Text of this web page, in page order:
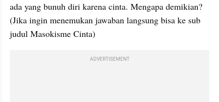
ada yang bunuh diri karena cinta. Mengapa demikian?
(Jika ingin menemukan jawaban langsung bisa ke sub
judul Masokisme Cinta)
ADVERTISEMENT